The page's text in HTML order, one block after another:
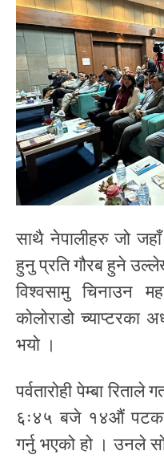
साथै नेपालीहरु जो
हुनु प्रति गौरब हुने
विश्वसामु चिनाउन
कोलोराडो च्याप्टरका
भयो ।
पर्वतारोही पेम्बा
६ः४५ बजे १४औं पटक
गर्नु भएको हो । उनले